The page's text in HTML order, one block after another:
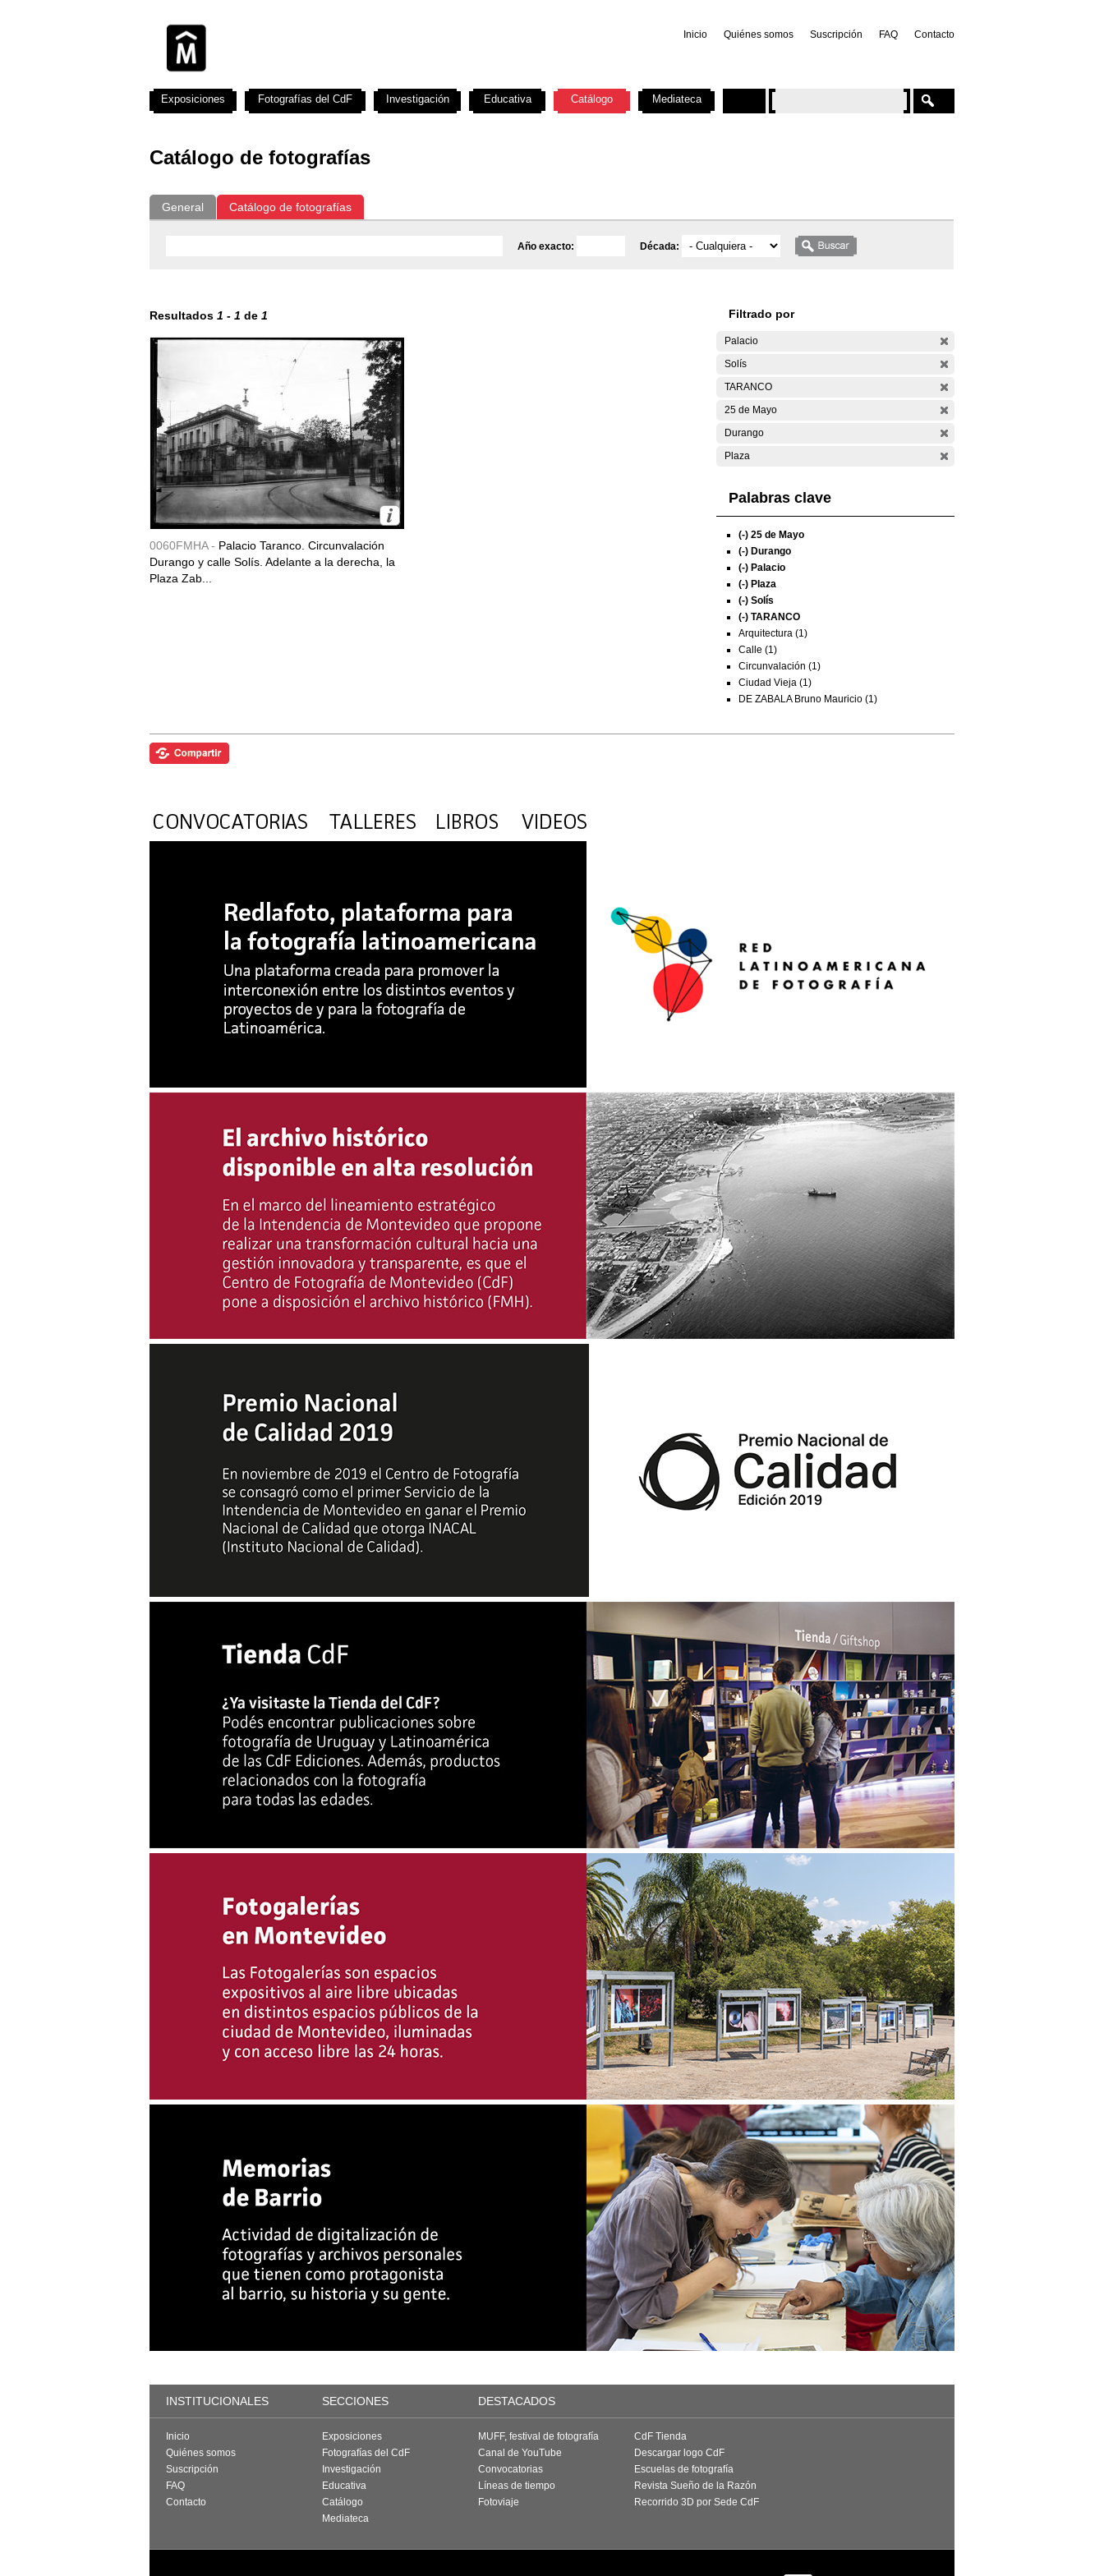
Inicio Quiénes somos Suscripción FAQ Contacto
Catálogo de fotografías
General Catálogo de fotografías
Año exacto: Década:
Resultados 1 - 1 de 1
0060FMHA - Palacio Taranco. Circunvalación
Durango y calle Solís. Adelante a la derecha, la
Plaza Zab...
Filtrado por
Palacio
Solís
TARANCO
25 de Mayo
Durango
Plaza
Palabras clave
(-) 25 de Mayo
(-) Durango
(-) Palacio
(-) Plaza
(-) Solís
(-) TARANCO
Arquitectura (1)
Calle (1)
Circunvalación (1)
Ciudad Vieja (1)
DE ZABALA Bruno Mauricio (1)
Exposiciones Fotografías del CdF Investigación Educativa Catálogo Mediateca
INSTITUCIONALES SECCIONES DESTACADOS
Inicio
Quiénes somos
Suscripción
FAQ
Contacto
Exposiciones
Fotografías del CdF
Investigación
Educativa
Catálogo
Mediateca
MUFF, festival de fotografía
Canal de YouTube
Convocatorias
Líneas de tiempo
Fotoviaje
CdF Tienda
Descargar logo CdF
Escuelas de fotografía
Revista Sueño de la Razón
Recorrido 3D por Sede CdF